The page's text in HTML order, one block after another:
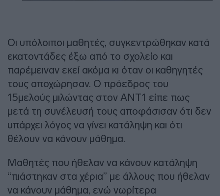
Οι υπόλοιποι μαθητές, συγκεντρώθηκαν κατά
εκατοντάδες έξω από το σχολείο και
παρέμειναν εκεί ακόμα κι όταν οι καθηγητές
τους αποχώρησαν. Ο πρόεδρος του
15μελούς μιλώντας στον ΑΝΤ1 είπε πως
μετά τη συνέλευσή τους αποφάσισαν ότι δεν
υπάρχει λόγος να γίνει κατάληψη και ότι
θέλουν να κάνουν μάθημα.
Μαθητές που ήθελαν να κάνουν κατάληψη
“πιάστηκαν στα χέρια” με άλλους που ήθελαν
να κάνουν μάθημα, ενώ νωρίτερα